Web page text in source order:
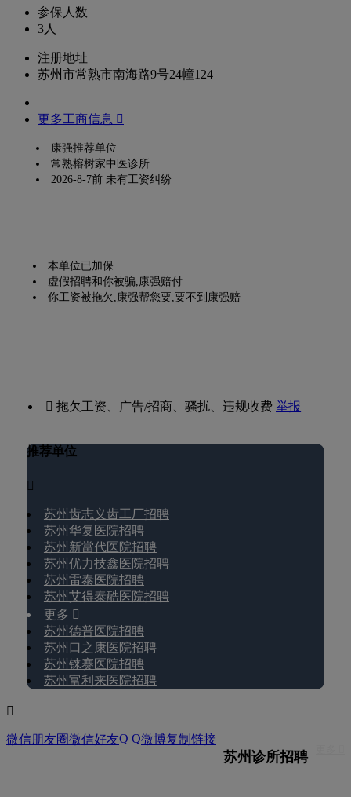
参保人数
3人
注册地址
苏州市常熟市南海路9号24幢124
更多工商信息 
康强推荐单位
常熟榕树家中医诊所
2026-8-7前 未有工资纠纷
本单位已加保
虚假招聘和你被骗,康强赔付
你工资被拖欠,康强帮您要,要不到康强赔
 拖欠工资、广告/招商、骚扰、违规收费举报
推荐单位

苏州齿志义齿工厂招聘
苏州华复医院招聘
苏州新當代医院招聘
苏州优力技鑫医院招聘
苏州雷泰医院招聘
苏州艾得泰酷医院招聘
更多 
苏州德普医院招聘
苏州口之康医院招聘
苏州铼赛医院招聘
苏州富利来医院招聘

微信朋友圈微信好友Q Q微博复制链接
苏州诊所招聘